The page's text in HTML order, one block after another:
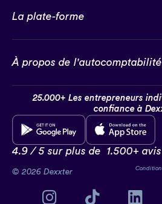
La plate-forme
À propos de l'autocomptabilité
25.000+ Les entrepreneurs
confiance à
4.9 / 5 sur plus de 1.500+ avis
© 2026 Dexxter